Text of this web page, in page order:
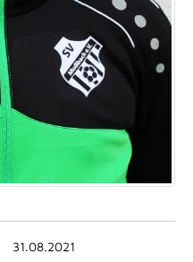
31.08.2021